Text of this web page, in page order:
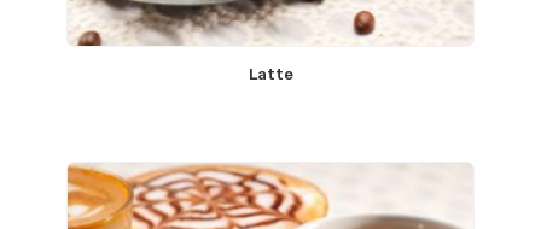
Latte